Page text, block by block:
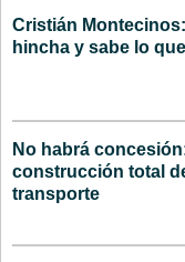
Cristián
hincha y sabe lo
No habrá
construcción total
transporte